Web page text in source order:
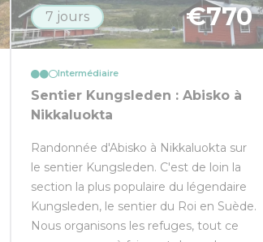
7 jours €770
Intermédiaire
Sentier Kungsleden : Abisko à
Nikkaluokta
Randonnée d'Abisko à Nikkaluokta sur
le sentier Kungsleden. C'est de loin la
section la plus populaire du légendaire
Kungsleden, le sentier du Roi en Suède.
Nous organisons les refuges, tout ce